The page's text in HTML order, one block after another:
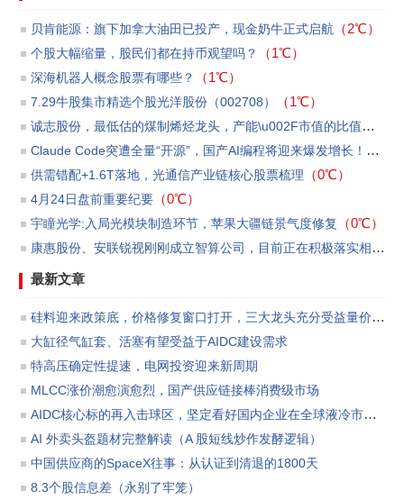
贝肯能源：旗下加拿大油田已投产，现金奶牛正式启航 （2℃）
个股大幅缩量，股民们都在持币观望吗？ （1℃）
​深海机器人概念股票有哪些？ （1℃）
7.29牛股集市精选个股光洋股份（002708）
（1℃）
诚志股份，最低估的煤制烯烃龙头，产能\u002F市值的比值第一
Claude Code突遭全量“开源”，国产AI编程将迎来爆发增长！
（0℃
供需错配+1.6T落地，光通信产业链核心股票梳理 （0℃）
4月24日盘前重要纪要（0℃）
宇瞳光学:入局光模块制造环节，苹果大疆链景气度修复
（0℃）
康惠股份、安联锐视刚刚成立智算公司，目前正在积极落实相关订单和洽商贷款等事宜
最新文章
硅料迎来政策底，价格修复窗口打开，三大龙头充分受益量价反转
大缸径气缸套、活塞有望受益于AIDC建设需求
特高压确定性提速，电网投资迎来新周期
MLCC涨价潮愈演愈烈，国产供应链接棒消费级市场
AIDC核心标的再入击球区，坚定看好国内企业在全球液冷市场份额渗透所带来的板块投资机会。
AI 外卖头盔题材完整解读（A 股短线炒作发酵逻辑）
中国供应商的SpaceX往事：从认证到清退的1800天
8.3个股信息差（永别了牢笼）